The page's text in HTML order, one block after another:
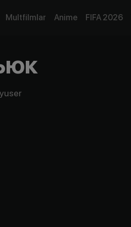
Multfilmlar Anime FIFA 2026